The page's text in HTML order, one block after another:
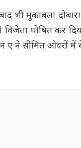
भी मुकाबला
घोषित कर
ए ने सीमित ओवरों